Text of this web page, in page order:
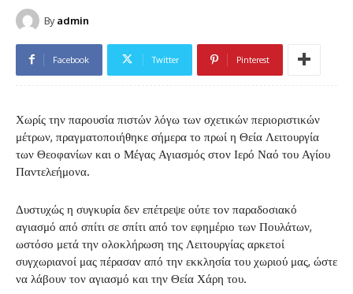
By admin
Facebook Twitter Pinterest
Χωρίς την παρουσία πιστών λόγω των σχετικών περιοριστικών
μέτρων, πραγματοποιήθηκε σήμερα το πρωί η Θεία Λειτουργία
των Θεοφανίων και ο Μέγας Αγιασμός στον Ιερό Ναό του Αγίου
Παντελεήμονα.
Δυστυχώς η συγκυρία δεν επέτρεψε ούτε τον παραδοσιακό
αγιασμό από σπίτι σε σπίτι από τον εφημέριο των Πουλάτων,
ωστόσο μετά την ολοκλήρωση της Λειτουργίας αρκετοί
συγχωριανοί μας πέρασαν από την εκκλησία του χωριού μας, ώστε
να λάβουν τον αγιασμό και την Θεία Χάρη του.